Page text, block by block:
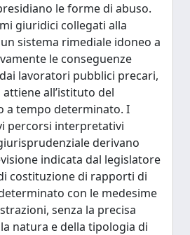
le forme di abuso.
giuridici collegati alla
sistema rimediale idoneo a
le conseguenze
lavoratori pubblici precari,
all’istituto del
a tempo determinato. I
percorsi interpretativi
derivano
indicata dal legislatore
costituzione di rapporti di
con le medesime
senza la precisa
natura e della tipologia di